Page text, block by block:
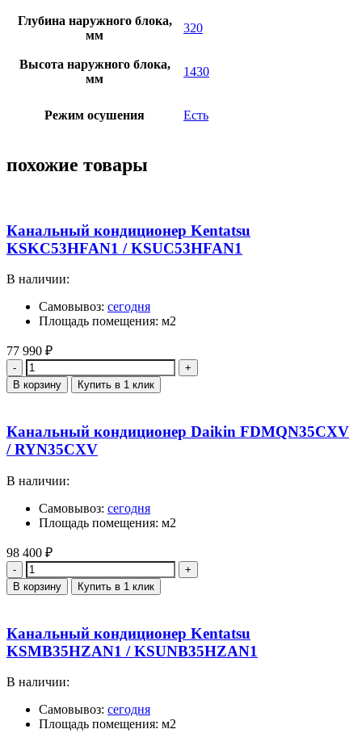
Глубина наружного блока,
мм
320
Высота наружного блока,
мм
1430
Режим осушения Есть
похожие товары
Канальный кондиционер Kentatsu
KSKC53HFAN1 / KSUC53HFAN1
В наличии:
Самовывоз: сегодня
Площадь помещения: м2
77 990 ₽
Количество
В корзину Купить в 1 клик
Канальный кондиционер Daikin FDMQN35CXV
/ RYN35CXV
В наличии:
Самовывоз: сегодня
Площадь помещения: м2
98 400 ₽
Количество
В корзину Купить в 1 клик
Канальный кондиционер Kentatsu
KSMB35HZAN1 / KSUNB35HZAN1
В наличии:
Самовывоз: сегодня
Площадь помещения: м2